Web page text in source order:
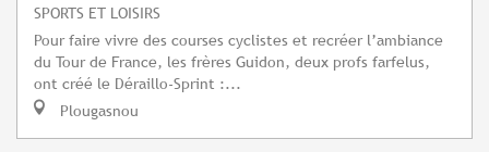
SPORTS ET LOISIRS
Pour faire vivre des courses cyclistes et recréer l’ambiance
du Tour de France, les frères Guidon, deux profs farfelus,
ont créé le Déraillo-Sprint :...
Plougasnou